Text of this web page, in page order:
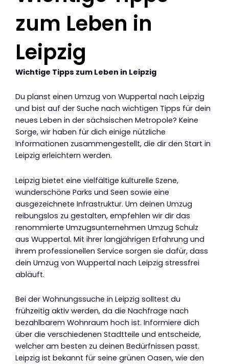
zum Leben in
Leipzig
Wichtige Tipps zum Leben in Leipzig
Du planst einen Umzug von Wuppertal nach Leipzig
und bist auf der Suche nach wichtigen Tipps für dein
neues Leben in der sächsischen Metropole? Keine
Sorge, wir haben für dich einige nützliche
Informationen zusammengestellt, die dir den Start in
Leipzig erleichtern werden.
Leipzig bietet eine vielfältige kulturelle Szene,
wunderschöne Parks und Seen sowie eine
ausgezeichnete Infrastruktur. Um deinen Umzug
reibungslos zu gestalten, empfehlen wir dir das
renommierte Umzugsunternehmen Umzug Schulz
aus Wuppertal. Mit ihrer langjährigen Erfahrung und
ihrem professionellen Service sorgen sie dafür, dass
dein Umzug von Wuppertal nach Leipzig stressfrei
abläuft.
Bei der Wohnungssuche in Leipzig solltest du
frühzeitig aktiv werden, da die Nachfrage nach
bezahlbarem Wohnraum hoch ist. Informiere dich
über die verschiedenen Stadtteile und entscheide,
welcher am besten zu deinen Bedürfnissen passt.
Leipzig ist bekannt für seine grünen Oasen, wie den